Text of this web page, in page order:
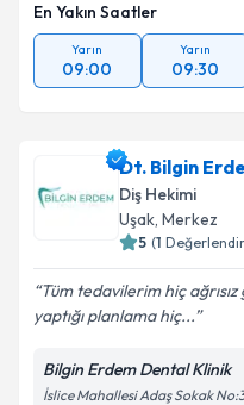
En Yakın Saatler
Yarın
09:00
Yarın
09:30
Dt. Bilgin
Diş Hekimi
Uşak, Merkez
5 (1
Tüm tedavilerim hiç
yaptığı planlama hiç...
Bilgin Erdem Dental Klinik
İslice Mahallesi Adaş Sokak